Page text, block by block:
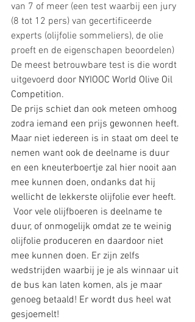
van 7 of meer (een test waarbij een jury
(8 tot 12 pers) van gecertificeerde
experts (olijfolie sommeliers), de olie
proeft en de eigenschapen beoordelen)
De meest betrouwbare test is die wordt
uitgevoerd door NYIOOC World Olive Oil
Competition.
De prijs schiet dan ook meteen omhoog
zodra iemand een prijs gewonnen heeft.
Maar niet iedereen is in staat om deel te
nemen want ook de deelname is duur
en een kneuterboertje zal hier nooit aan
mee kunnen doen, ondanks dat hij
wellicht de lekkerste olijfolie ever heeft.
Voor vele olijfboeren is deelname te
duur, of onmogelijk omdat ze te weinig
olijfolie produceren en daardoor niet
mee kunnen doen. Er zijn zelfs
wedstrijden waarbij je je als winnaar uit
de bus kan laten komen, als je maar
genoeg betaald! Er wordt dus heel wat
gesjoemelt!